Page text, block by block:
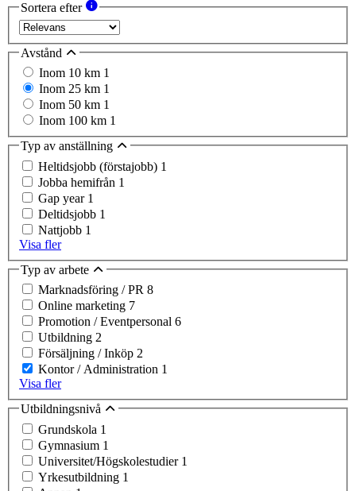
Sortera efter
Avstånd
Inom 10 km 1
Inom 25 km 1
Inom 50 km 1
Inom 100 km 1
Typ av anställning
Heltidsjobb (förstajobb) 1
Jobba hemifrån 1
Gap year 1
Deltidsjobb 1
Nattjobb 1
Visa fler
Typ av arbete
Marknadsföring / PR 8
Online marketing 7
Promotion / Eventpersonal 6
Utbildning 2
Försäljning / Inköp 2
Kontor / Administration 1
Visa fler
Utbildningsnivå
Grundskola 1
Gymnasium 1
Universitet/Högskolestudier 1
Yrkesutbildning 1